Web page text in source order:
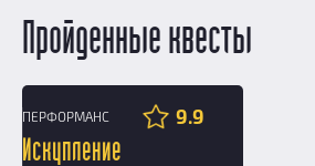
Пройденные квесты
ПЕРФОРМАНС 9.9
Искупление